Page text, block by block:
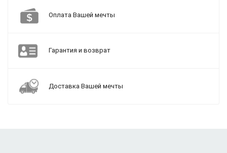
Оплата Вашей мечты
Гарантия и возврат
Доставка Вашей мечты